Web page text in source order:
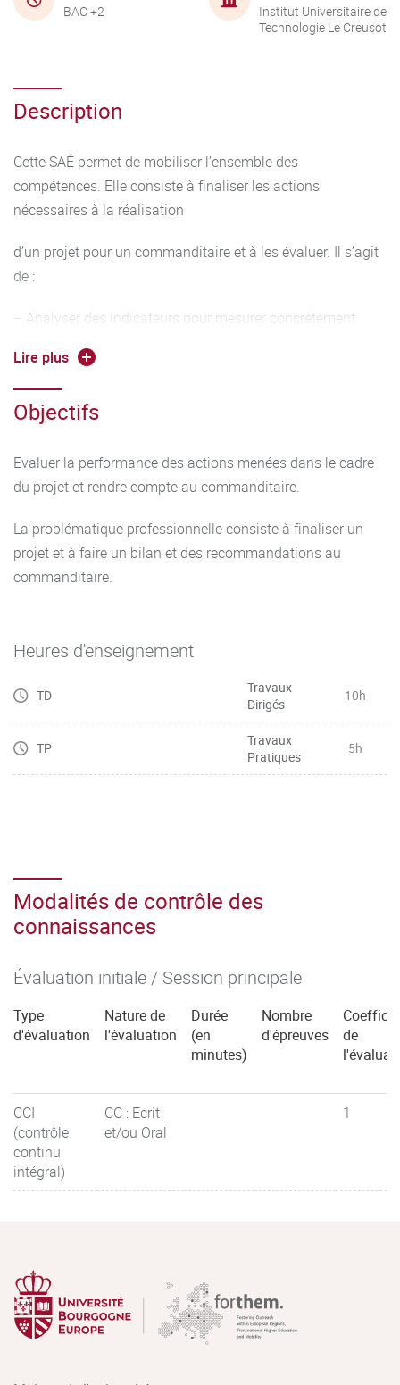
BAC +2
Institut Universitaire de
Technologie Le Creusot
Description
Cette SAÉ permet de mobiliser l’ensemble des
compétences. Elle consiste à finaliser les actions
nécessaires à la réalisation
d’un projet pour un commanditaire et à les évaluer. Il s’agit
de :
– Analyser des indicateurs pour mesurer concrètement
– Identifier les sources d’erreurs et proposer des actions
correctives
place
des éléments du cahier des charges
– Vérifier l’adéquation entre les actions menées et les
Lire plus
Objectifs
Evaluer la performance des actions menées dans le cadre
du projet et rendre compte au commanditaire.
La problématique professionnelle consiste à finaliser un
projet et à faire un bilan et des recommandations au
commanditaire.
Heures d'enseignement
TD
Travaux
Dirigés
10h
TP
Travaux
Pratiques
5h
Modalités de contrôle des
connaissances
Évaluation initiale / Session principale
Type
d'évaluation
Nature de
l'évaluation
Durée
(en
minutes)
Nombre
d'épreuves
de
CCI
(contrôle
continu
intégral)
CC : Ecrit
et/ou Oral
1